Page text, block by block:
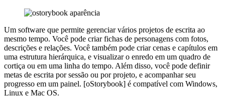
Um software que permite gerenciar vários projetos de escrita ao
mesmo tempo. Você pode criar fichas de personagens com fotos,
descrições e relações. Você também pode criar cenas e capítulos em
uma estrutura hierárquica, e visualizar o enredo em um quadro de
cortiça ou em uma linha do tempo. Além disso, você pode definir
metas de escrita por sessão ou por projeto, e acompanhar seu
progresso em um painel. [oStorybook] é compatível com Windows,
Linux e Mac OS.